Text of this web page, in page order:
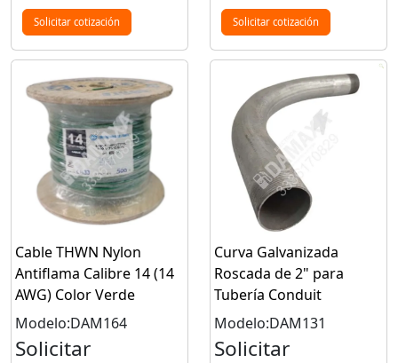
Solicitar cotización Solicitar cotización
Cable THWN Nylon
Antiflama Calibre 14 (14
AWG) Color Verde
Modelo:DAM164
Solicitar
Curva Galvanizada
Roscada de 2" para
Tubería Conduit
Modelo:DAM131
Solicitar